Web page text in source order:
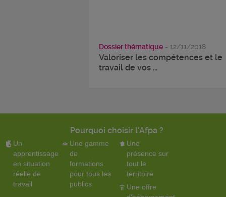
Dossier thématique - 12/11/2018
Valoriser les compétences et le
travail de vos ...
Pourquoi choisir l'Afpa ?
Un
apprentissage
en situation
réelle de
travail
Une gamme
de
formations
pour tous les
publics
Une
présence sur
tout le
territoire
Une offre